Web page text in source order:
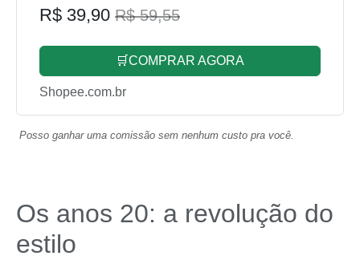
R$ 39,90 R$ 59,55
🛒COMPRAR AGORA
Shopee.com.br
Posso ganhar uma comissão sem nenhum custo pra você.
Os anos 20: a revolução do
estilo